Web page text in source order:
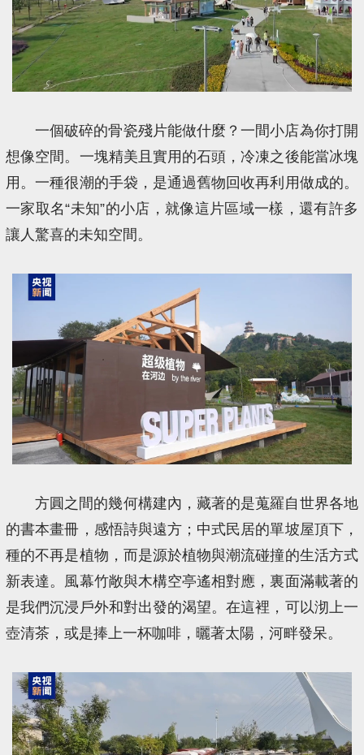
一個破碎的骨瓷殘片能做什麼？一間小店為你打開
想像空間。一塊精美且實用的石頭，冷凍之後能當冰塊
用。一種很潮的手袋，是通過舊物回收再利用做成的。
一家取名“未知”的小店，就像這片區域一樣，還有許多
讓人驚喜的未知空間。
方圓之間的幾何構建內，藏著的是蒐羅自世界各地
的書本畫冊，感悟詩與遠方；中式民居的單坡屋頂下，
種的不再是植物，而是源於植物與潮流碰撞的生活方式
新表達。風幕竹敞與木構空亭遙相對應，裏面滿載著的
是我們沉浸戶外和對出發的渴望。在這裡，可以沏上一
壺清茶，或是捧上一杯咖啡，曬著太陽，河畔發呆。